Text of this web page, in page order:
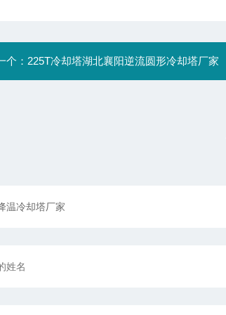
个： 225T冷却塔湖北襄阳逆流圆形冷却塔厂家